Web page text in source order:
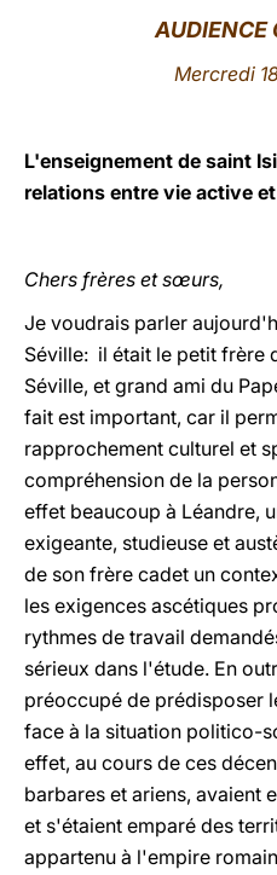
AUDIENCE
Mercredi
L'enseignement de saint
relations entre vie active
Chers frères et sœurs,
Je voudrais parler
Séville: il était le petit frère
Séville, et grand ami du
fait est important, car il
rapprochement culturel et
compréhension de la
effet beaucoup à Léandre,
exigeante, studieuse et
de son frère cadet un
les exigences ascétiques
rythmes de travail
sérieux dans l'étude. En
préoccupé de prédisposer
face à la situation politico-
effet, au cours de ces
barbares et ariens, avaient
et s'étaient emparé des
appartenu à l'empire